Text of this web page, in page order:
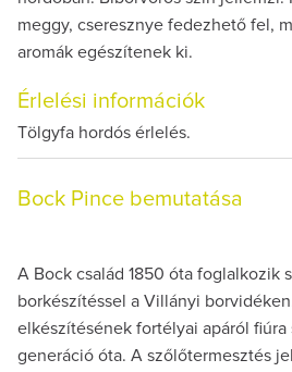
meggy, cseresznye fedezhető fel,
aromák egészítenek ki.
Érlelési információk
Tölgyfa hordós érlelés.
Bock Pince bemutatása
A Bock család 1850 óta foglalkozik
borkészítéssel a Villányi
elkészítésének fortélyai apáról fiúra
generáció óta. A szőlőtermesztés